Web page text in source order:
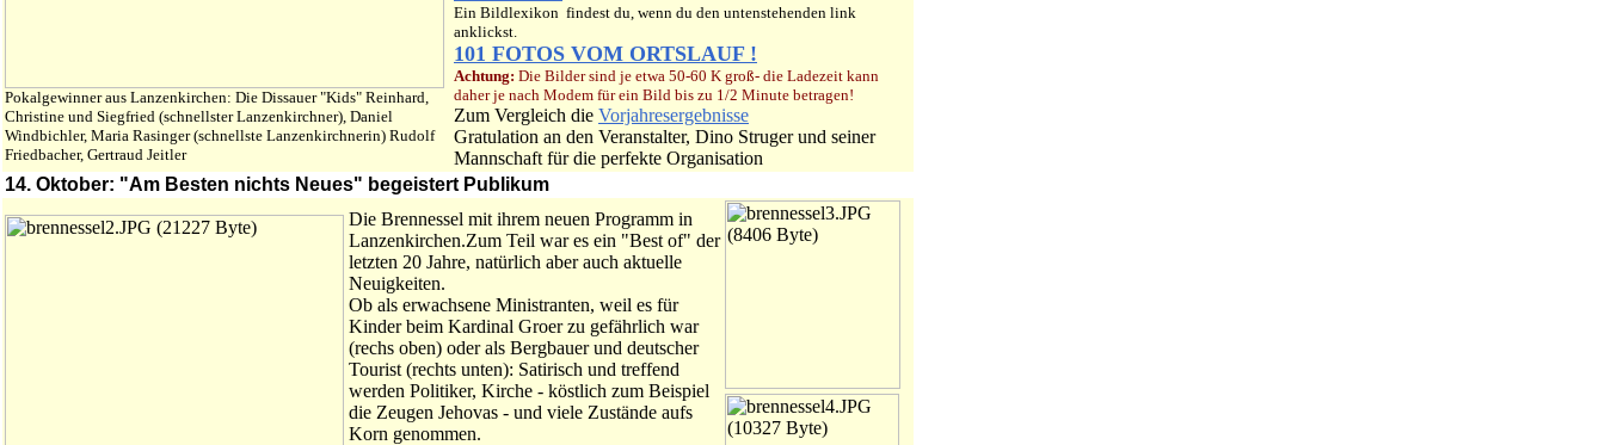
Pokalgewinner aus Lanzenkirchen: Die Dissauer "Kids" Reinhard,
Christine und Siegfried (schnellster Lanzenkirchner), Daniel
Windbichler, Maria Rasinger (schnellste Lanzenkirchnerin) Rudolf
Friedbacher, Gertraud Jeitler
Ein Bildlexikon findest du, wenn du den untenstehenden link
anklickst.
101 FOTOS VOM ORTSLAUF !
Achtung: Die Bilder sind je etwa 50-60 K groß- die Ladezeit kann
daher je nach Modem für ein Bild bis zu 1/2 Minute betragen!
Zum Vergleich die Vorjahresergebnisse
Gratulation an den Veranstalter, Dino Struger und seiner
Mannschaft für die perfekte Organisation
14. Oktober: "Am Besten nichts Neues" begeistert Publikum
Die Brennessel mit ihrem neuen Programm in
Lanzenkirchen.Zum Teil war es ein "Best of" der
letzten 20 Jahre, natürlich aber auch aktuelle
Neuigkeiten.
Ob als erwachsene Ministranten, weil es für
Kinder beim Kardinal Groer zu gefährlich war
(rechs oben) oder als Bergbauer und deutscher
Tourist (rechts unten): Satirisch und treffend
werden Politiker, Kirche - köstlich zum Beispiel
die Zeugen Jehovas - und viele Zustände aufs
Korn genommen.